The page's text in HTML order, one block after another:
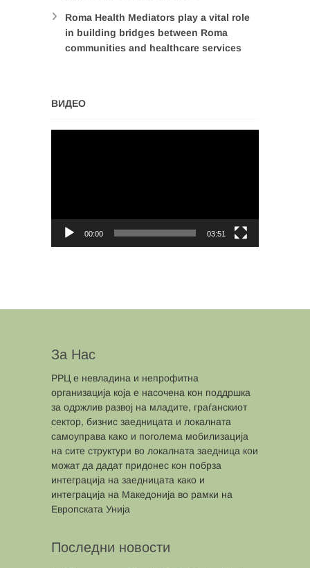
Roma Health Mediators play a vital role
in building bridges between Roma
communities and healthcare services
ВИДЕО
00:00 03:51
За Нас
РРЦ е невладина и непрофитна
организација која е насочена кон поддршка
за одржлив развој на младите, граѓанскиот
сектор, бизнис заедницата и локалната
самоуправа како и поголема мобилизација
на сите структури во локалната заедница кои
можат да дадат придонес кон побрза
интеграција на заедницата како и
интеграција на Македонија во рамки на
Европската Унија
Последни новости